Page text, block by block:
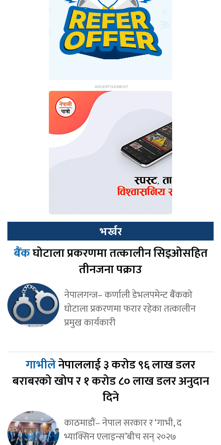
भर्खर
बैंकघोटाला प्रकरणमा तत्कालीन सिइओसहित
तीनजना पक्राउ
नेपालगन्ज– कर्णाली डेभलपमेन्ट बैंकको
घोटाला प्रकरणमा फरार रहेका तत्कालीन
प्रमुख कार्यकारी
गाभीलेनेपाललाई ३ करोड ९६ लाख डलर
बराबरको खोप र १ करोड ८० लाख डलर अनुदान
दिने
काठमाडौं– नेपाल सरकार र ‘गाभी, द
भ्याक्सिन एलाइन्स’बीच सन् २०२७